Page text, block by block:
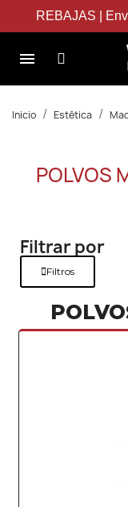
REBAJAS |
Inicio Estética
POLVOS
Filtrar por
Filtros